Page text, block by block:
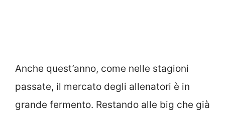
Anche quest’anno, come nelle stagioni
passate, il mercato degli allenatori è in
grande fermento. Restando alle big che già